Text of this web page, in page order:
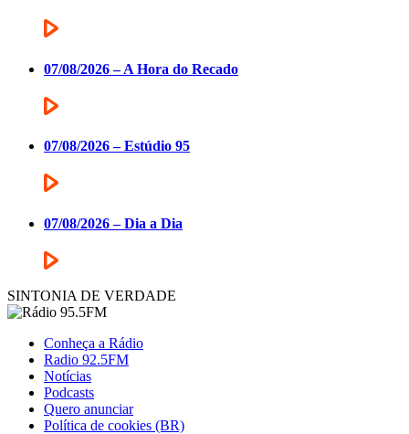
07/08/2026 – A Hora do Recado
07/08/2026 – Estúdio 95
07/08/2026 – Dia a Dia
SINTONIA DE VERDADE
Conheça a Rádio
Radio 92.5FM
Notícias
Podcasts
Quero anunciar
Política de cookies (BR)